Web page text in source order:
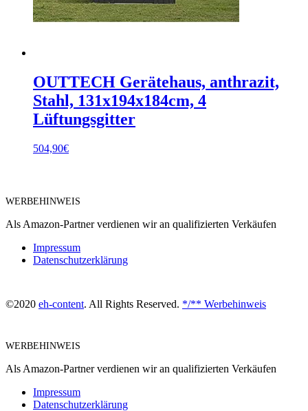
OUTTECH Gerätehaus, anthrazit,
Stahl, 131x194x184cm, 4
Lüftungsgitter
504,90€
WERBEHINWEIS
Als Amazon-Partner verdienen wir an qualifizierten Verkäufen
Impressum
Datenschutzerklärung
©2020 eh-content. All Rights Reserved. */** Werbehinweis
WERBEHINWEIS
Als Amazon-Partner verdienen wir an qualifizierten Verkäufen
Impressum
Datenschutzerklärung